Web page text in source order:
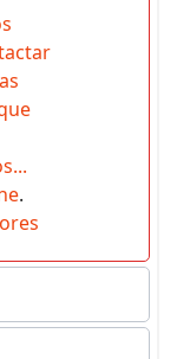
.